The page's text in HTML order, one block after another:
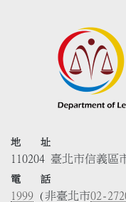
地 址
110204 臺北市信義區
電 話
1999 (非臺北市02-